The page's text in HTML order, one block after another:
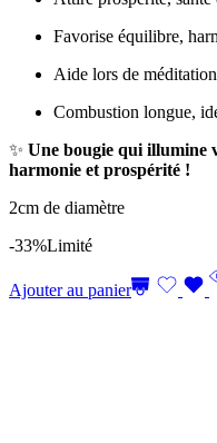
Favorise équilibre,
Aide lors de
Combustion longue,
✨ Une bougie qui illumine
harmonie et prospérité !
2cm de diamètre
-33%Limité
Ajouter au panier